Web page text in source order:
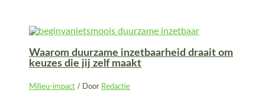
Waarom duurzame inzetbaarheid draait om
keuzes die jij zelf maakt
Milieu-impact / Door Redactie